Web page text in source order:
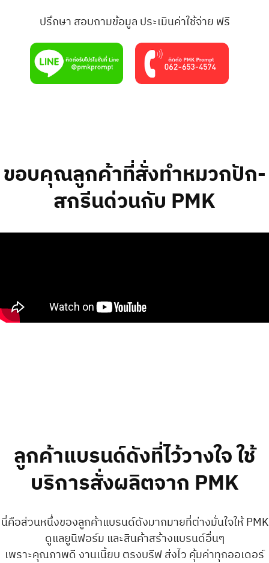
ปรึกษา สอบถามข้อมูล ประเมินค่าใช้จ่าย ฟรี
ขอบคุณลูกค้าที่สั่งทำหมวกปัก-
สกรีนด่วนกับ PMK
ลูกค้าแบรนด์ดังที่ไว้วางใจ ใช้
บริการสั่งผลิตจาก PMK
นี่คือส่วนหนึ่งของลูกค้าแบรนด์ดังมากมายที่ต่างมั่นใจให้ PMK
ดูแลยูนิฟอร์ม และสินค้าสร้างแบรนด์อื่นๆ
เพราะคุณภาพดี งานเนี้ยบ ตรงบรีฟ ส่งไว คุ้มค่าทุกออเดอร์